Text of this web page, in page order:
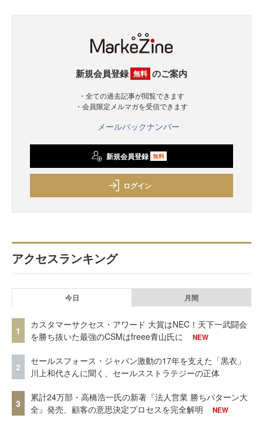
新規会員登録 無料 のご案内
・全ての過去記事が閲覧できます
・会員限定メルマガを受信できます
メールバックナンバー
新規会員登録 無料
ログイン
アクセスランキング
今日 月間
1
カスタマーサクセス・アワード 大賞はNEC！天下一武闘会
を勝ち抜いた最強のCSMはfreee青山氏に
NEW
2
セールスフォース・ジャパン激動の17年を支えた「黒衣」
川上和代さんに聞く、セールスストラテジーの正体
3
累計24万部・高橋浩一氏の新著『法人営業 勝ちパターン大
全』発売、顧客の意思決定プロセスを完全解明
NEW